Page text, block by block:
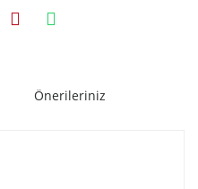
Önerileriniz